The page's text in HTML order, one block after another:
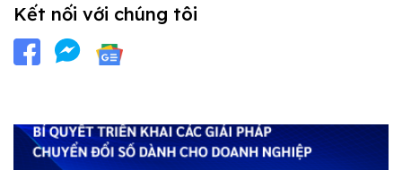
Kết nối với chúng tôi